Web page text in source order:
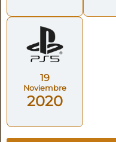
19
Noviembre
2020